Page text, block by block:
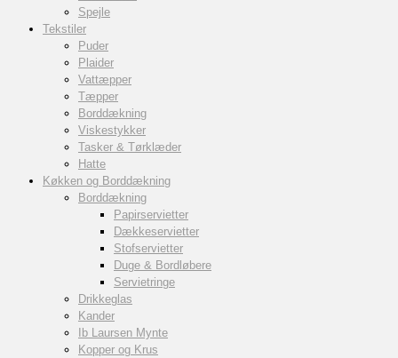
Spejle
Tekstiler
Puder
Plaider
Vattæpper
Tæpper
Borddækning
Viskestykker
Tasker & Tørklæder
Hatte
Køkken og Borddækning
Borddækning
Papirservietter
Dækkeservietter
Stofservietter
Duge & Bordløbere
Servietringe
Drikkeglas
Kander
Ib Laursen Mynte
Kopper og Krus